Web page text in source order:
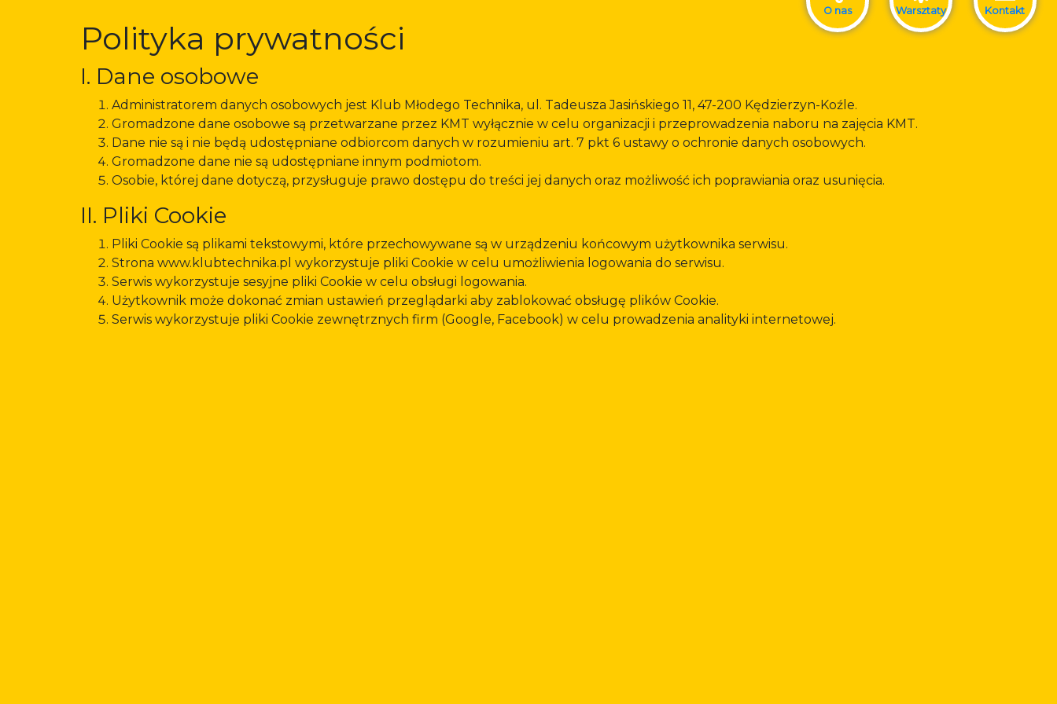
O nas Warsztaty Kontakt
Polityka prywatności
I. Dane osobowe
Administratorem danych osobowych jest Klub Młodego Technika, ul. Tadeusza Jasińskiego 11, 47-200 Kędzierzyn-Koźle.
Gromadzone dane osobowe są przetwarzane przez KMT wyłącznie w celu organizacji i przeprowadzenia naboru na zajęcia KMT.
Dane nie są i nie będą udostępniane odbiorcom danych w rozumieniu art. 7 pkt 6 ustawy o ochronie danych osobowych.
Gromadzone dane nie są udostępniane innym podmiotom.
Osobie, której dane dotyczą, przysługuje prawo dostępu do treści jej danych oraz możliwość ich poprawiania oraz usunięcia.
II. Pliki Cookie
Pliki Cookie są plikami tekstowymi, które przechowywane są w urządzeniu końcowym użytkownika serwisu.
Strona www.klubtechnika.pl wykorzystuje pliki Cookie w celu umożliwienia logowania do serwisu.
Serwis wykorzystuje sesyjne pliki Cookie w celu obsługi logowania.
Użytkownik może dokonać zmian ustawień przeglądarki aby zablokować obsługę plików Cookie.
Serwis wykorzystuje pliki Cookie zewnętrznych firm (Google, Facebook) w celu prowadzenia analityki internetowej.